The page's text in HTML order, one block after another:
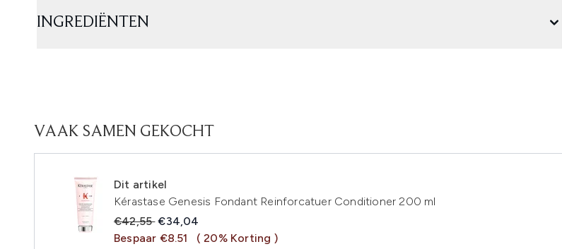
INGREDIËNTEN
VAAK SAMEN GEKOCHT
Dit artikel
Kérastase Genesis Fondant Reinforcatuer Conditioner 200 ml
Recommended Retail Price:
€42,55Huidige prijs:
€34,04
Bespaar €8.51
( 20% Korting )